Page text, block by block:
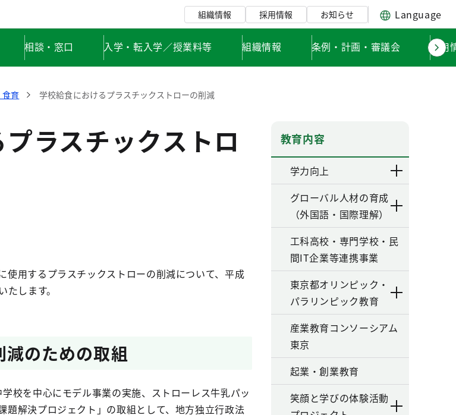
組織情報 採用情報 お知らせ Language
相談・窓口 入学・転入学／授業料等 組織情報 条例・計画・審議会 採用
食育 学校給食におけるプラスチックストローの削減
ラスチックストロ
使用するプラスチックストローの削減について、平成
します。
減のための取組
校を中心にモデル事業の実施、ストローレス牛乳パッ
題解決プロジェクト」の取組として、地方独立行政法
教育内容
学力向上
グローバル人材の育成
（外国語・国際理解）
工科高校・専門学校・民
間IT企業等連携事業
東京都オリンピック・
パラリンピック教育
産業教育コンソーシアム
東京
起業・創業教育
笑顔と学びの体験活動